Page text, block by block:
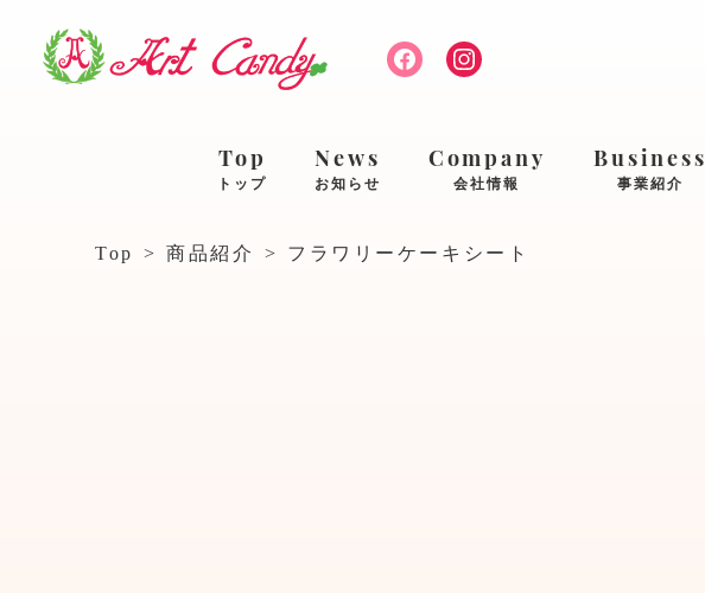
Top
トップ
News
お知らせ
Company
会社情報
Business
事業紹介
Top > 商品紹介 > フラワリーケーキシート